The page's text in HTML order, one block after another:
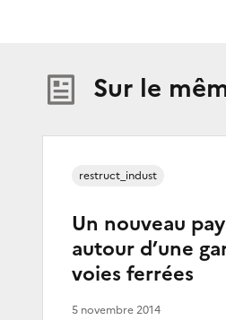
Sur le
Un nouveau
autour d’une
voies ferrées
restruct_indust
5 novembre 2014